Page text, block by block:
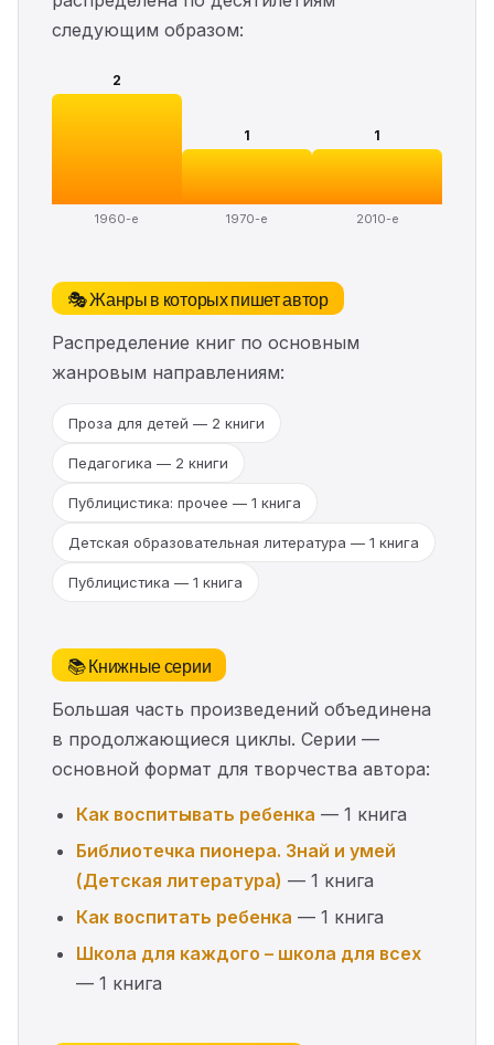
следующим образом:
2
1960-е
1
1970-е
1
2010-е
🎭 Жанры в которых пишет автор
Распределение книг по основным
жанровым направлениям:
Проза для детей — 2 книги
Педагогика — 2 книги
Публицистика: прочее — 1 книга
Детская образовательная литература — 1 книга
Публицистика — 1 книга
📚 Книжные серии
Большая часть произведений объединена
в продолжающиеся циклы. Серии —
основной формат для творчества автора:
Как воспитывать ребенка — 1 книга
Библиотечка пионера. Знай и умей
(Детская литература) — 1 книга
Как воспитать ребенка — 1 книга
Школа для каждого – школа для всех
— 1 книга